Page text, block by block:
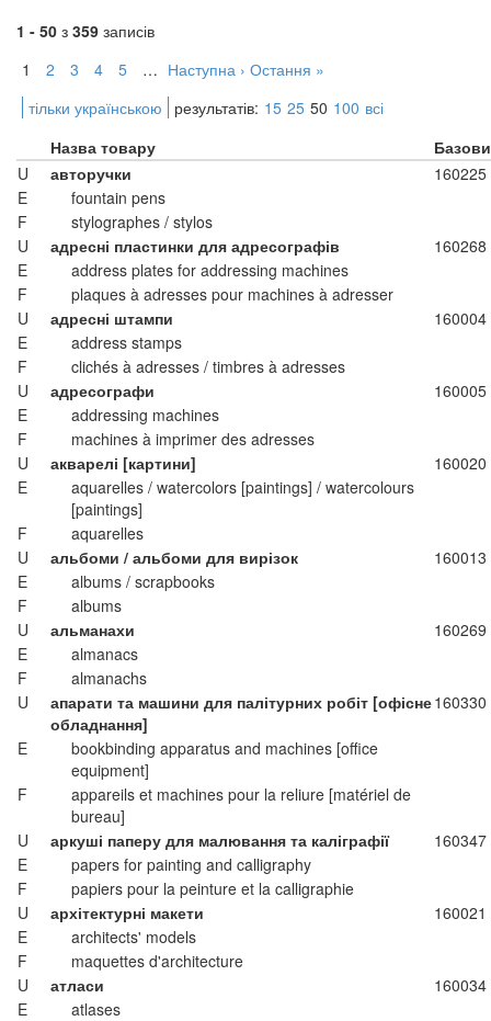
1 - 50 з 359 записів
1
2 3 4 5 … Наступна › Остання »
тільки українською
результатів: 15 25 50 100 всі
Назва товару
U
авторучки
160225
E
fountain pens
F
stylographes / stylos
U
адресні пластинки для адресографів
160268
E
address plates for addressing machines
F
plaques à adresses pour machines à adresser
U
адресні штампи
160004
E
address stamps
F
clichés à adresses / timbres à adresses
U
адресографи
160005
E
addressing machines
F
machines à imprimer des adresses
U
акварелі [картини]
160020
E
aquarelles / watercolors [paintings] / watercolours
[paintings]
F
aquarelles
U
альбоми / альбоми для вирізок
160013
E
albums / scrapbooks
F
albums
U
альманахи
160269
E
almanacs
F
almanachs
U
апарати та машини для палітурних робіт [офісне
обладнання]
160330
E
bookbinding apparatus and machines [office
equipment]
F
appareils et machines pour la reliure [matériel de
bureau]
U
аркуші паперу для малювання та каліграфії
160347
E
papers for painting and calligraphy
F
papiers pour la peinture et la calligraphie
U
архітектурні макети
160021
E
architects' models
F
maquettes d'architecture
U
атласи
160034
E
atlases